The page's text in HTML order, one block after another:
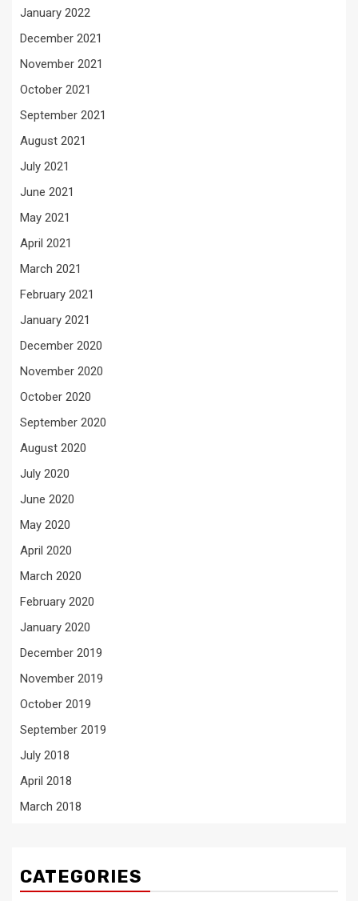
January 2022
December 2021
November 2021
October 2021
September 2021
August 2021
July 2021
June 2021
May 2021
April 2021
March 2021
February 2021
January 2021
December 2020
November 2020
October 2020
September 2020
August 2020
July 2020
June 2020
May 2020
April 2020
March 2020
February 2020
January 2020
December 2019
November 2019
October 2019
September 2019
July 2018
April 2018
March 2018
CATEGORIES